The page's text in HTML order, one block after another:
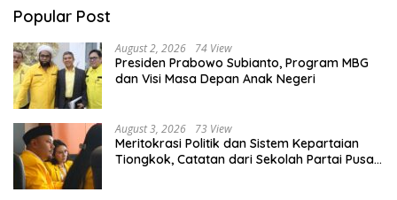
Popular Post
August 2, 2026 74 View
Presiden Prabowo Subianto, Program MBG
dan Visi Masa Depan Anak Negeri
August 3, 2026 73 View
Meritokrasi Politik dan Sistem Kepartaian
Tiongkok, Catatan dari Sekolah Partai Pusat